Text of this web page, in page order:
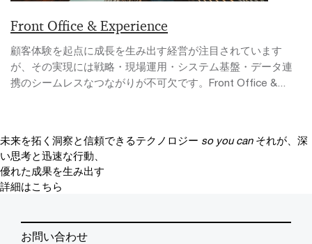
Front Office & Experience
顧客体験を起点に成長を生み出す経営が注目されています
が、その実現には戦略・現場運用・システム基盤・データ連
携のシームレスなつながりが不可欠です。Front Office &...
未来を拓く洞察と信頼できるテクノロジー so you can それが、深
い思考と迅速な行動、
優れた成果を生み出す
詳細はこちら
お問い合わせ